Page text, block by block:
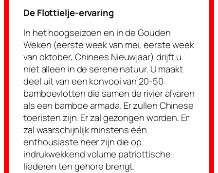
De Flottielje-ervaring
In het hoogseizoen en in de Gouden
Weken (eerste week van mei, eerste week
van oktober, Chinees Nieuwjaar) drijft u
niet alleen in de serene natuur. U maakt
deel uit van een konvooi van 20-50
bamboevlotten die samen de rivier afvaren
als een bamboe armada. Er zullen Chinese
toeristen zijn. Er zal gezongen worden. Er
zal waarschijnlijk minstens één
enthousiaste heer zijn die op
indrukwekkend volume patriottische
liederen ten gehore brengt.